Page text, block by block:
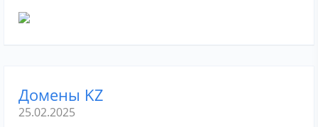
Домены KZ
25.02.2025